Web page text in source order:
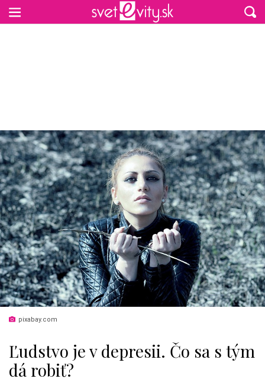
pixabay.com
Ľudstvo je v depresii. Čo sa s tým
dá robiť?